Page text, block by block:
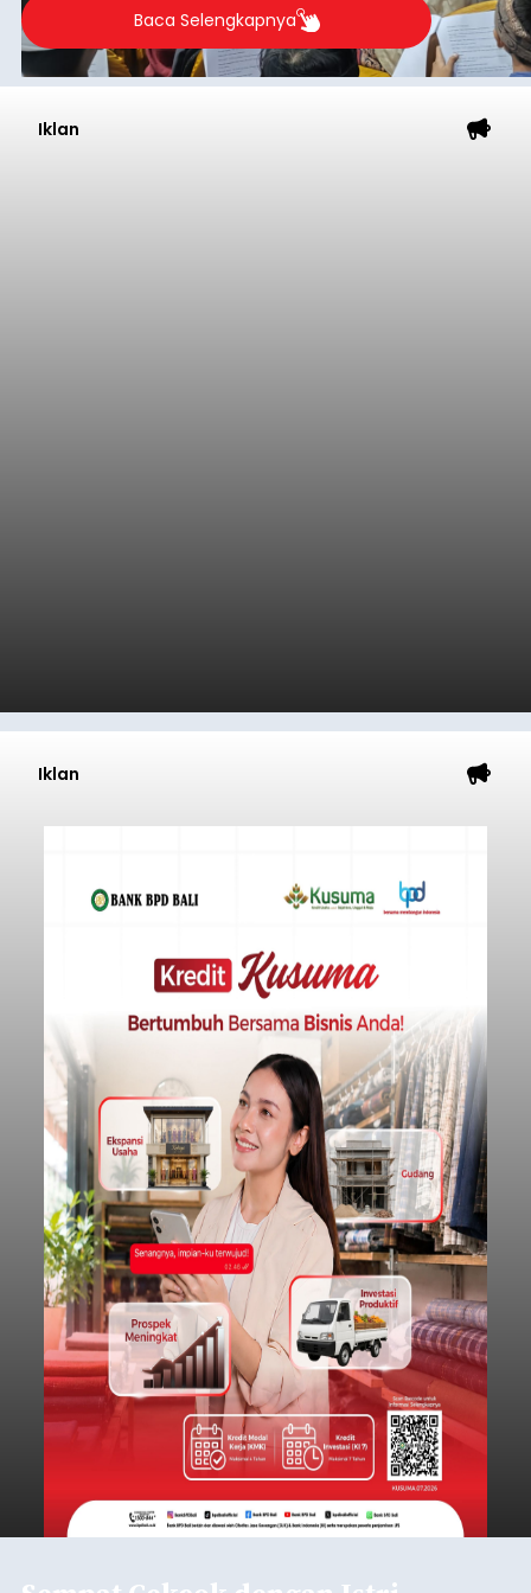
2026.
Baca Selengkapnya
Iklan
Iklan
Sempat Cekcok dengan Istri,
Pria Asal Pemogan Ditemukan
Tak Bernyawa di Pantai
balitribune.co.id I Gianyar - Seorang pria asal
Lingkungan Dalem, Pemogan, Denpasar Selatan,
Kota Denpasar, yang diketahui bernama I Kadek
Dedi Wiranata (35), ditemukan tidak bernyawa di
pesisir Pantai Purnama, Sukawati.
Sebelum ditemukan meninggal dunia, korban
sempat memberitahukan lokasi terakhirnya
melalui pesan singkat WhatsApp dan juga
mengirimkan foto dua botol pembersih lantai ke
istrinya.
Gianyar
Submitted bycontributoron Thu, 08/06/2026 - 21:06
Baca Selengkapnya
Sambut HUT RI, Rutan Bangli